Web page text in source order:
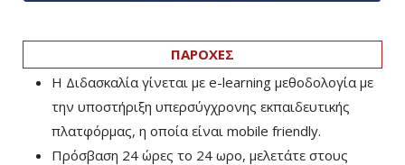
ΠΑΡΟΧΕΣ
Η Διδασκαλία γίνεται με e-learning μεθοδολογία με
την υποστήριξη υπερσύγχρονης εκπαιδευτικής
πλατφόρμας, η οποία είναι mobile friendly.
Πρόσβαση 24 ώρες το 24 ωρο, μελετάτε στους